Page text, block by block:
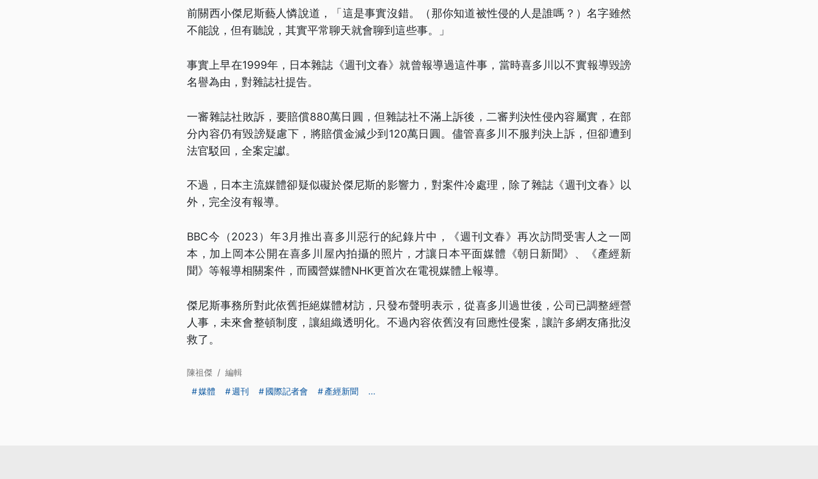
前關西小傑尼斯藝人憐說道，「這是事實沒錯。（那你知道被性侵的人是誰嗎？）名字雖然
不能說，但有聽說，其實平常聊天就會聊到這些事。」
事實上早在1999年，日本雜誌《週刊文春》就曾報導過這件事，當時喜多川以不實報導毀謗
名譽為由，對雜誌社提告。
一審雜誌社敗訴，要賠償880萬日圓，但雜誌社不滿上訴後，二審判決性侵內容屬實，在部
分內容仍有毀謗疑慮下，將賠償金減少到120萬日圓。儘管喜多川不服判決上訴，但卻遭到
法官駁回，全案定讞。
不過，日本主流媒體卻疑似礙於傑尼斯的影響力，對案件冷處理，除了雜誌《週刊文春》以
外，完全沒有報導。
BBC今（2023）年3月推出喜多川惡行的紀錄片中，《週刊文春》再次訪問受害人之一岡
本，加上岡本公開在喜多川屋內拍攝的照片，才讓日本平面媒體《朝日新聞》、《產經新
聞》等報導相關案件，而國營媒體NHK更首次在電視媒體上報導。
傑尼斯事務所對此依舊拒絕媒體材訪，只發布聲明表示，從喜多川過世後，公司已調整經營
人事，未來會整頓制度，讓組織透明化。不過內容依舊沒有回應性侵案，讓許多網友痛批沒
救了。
陳祖傑 / 編輯
媒體
週刊 國際記者會 產經新聞 ...